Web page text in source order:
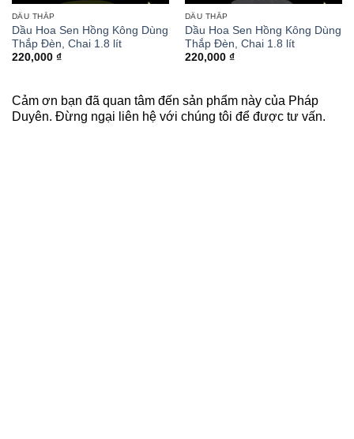
DẦU THẮP
Dầu Hoa Sen Hồng Kông Dùng
Thắp Đèn, Chai 1.8 lít
220,000 ₫
DẦU THẮP
Dầu Hoa Sen Hồng Kông Dùng
Thắp Đèn, Chai 1.8 lít
220,000 ₫
Cảm ơn bạn đã quan tâm đến sản phẩm này của Pháp
Duyên. Đừng ngại liên hệ với chúng tôi để được tư vấn.